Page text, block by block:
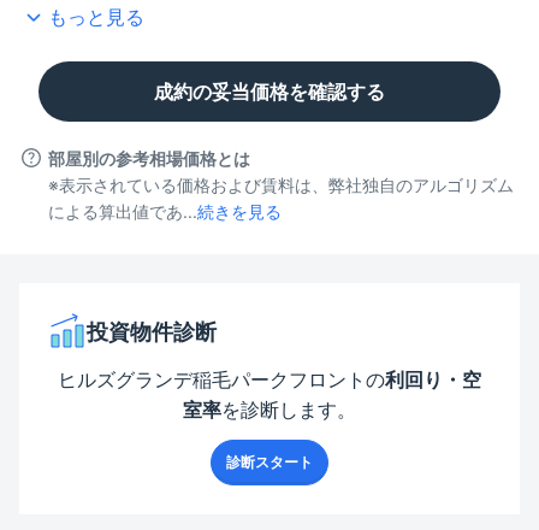
もっと見る
成約の妥当価格を確認する
部屋別の参考相場価格とは
※表示されている価格および賃料は、弊社独自のアルゴリズム
による算出値であ...続きを見る
投資物件診断
ヒルズグランデ稲毛パークフロント の利回り・空
室率を診断します。
診断スタート